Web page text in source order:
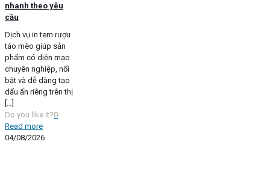
nhanh theo yêu
cầu
Dịch vụ in tem rượu
táo mèo giúp sản
phẩm có diện mạo
chuyên nghiệp, nổi
bật và dễ dàng tạo
dấu ấn riêng trên thị
[…]
Do you like it?0
Read more
04/08/2026